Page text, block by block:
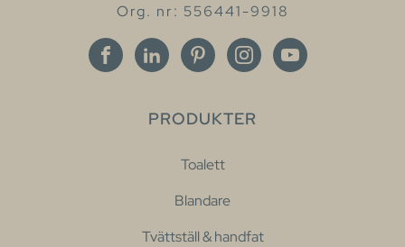
Org. nr: 556441-9918
PRODUKTER
Toalett
Blandare
Tvättställ & handfat